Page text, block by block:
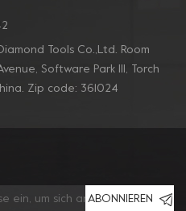
Tools Co.,Ltd. Room
Software Park Ill, Torch
Zip code: 361024
ABONNIEREN